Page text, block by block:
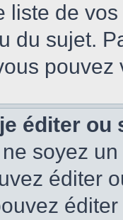
liste de
du sujet.
éditer
soyez
éditer